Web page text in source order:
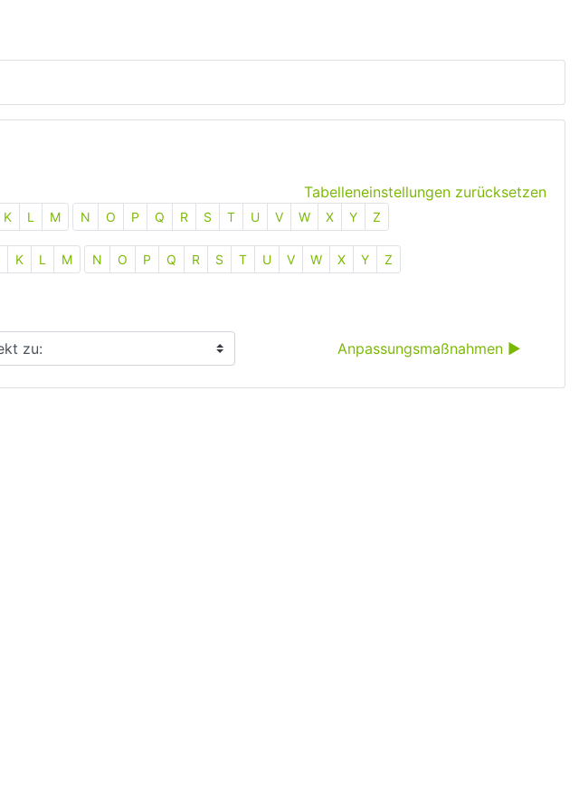
Tabelleneinstellungen zurücksetzen
K L M N O P Q R S T U V W X Y Z
K L M N O P Q R S T U V W X Y Z
Anpassungsmaßnahmen ▶︎